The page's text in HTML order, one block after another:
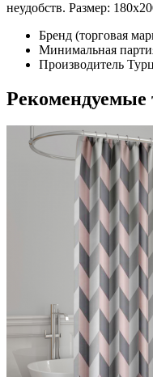
неудобств. Размер:
Бренд (торговая
Минимальная
Производитель
Рекомендуемые